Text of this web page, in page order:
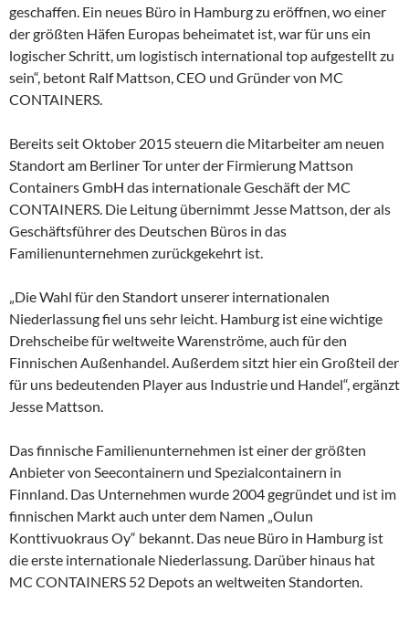
geschaffen. Ein neues Büro in Hamburg zu eröffnen, wo einer
der größten Häfen Europas beheimatet ist, war für uns ein
logischer Schritt, um logistisch international top aufgestellt zu
sein“, betont Ralf Mattson, CEO und Gründer von MC
CONTAINERS.
Bereits seit Oktober 2015 steuern die Mitarbeiter am neuen
Standort am Berliner Tor unter der Firmierung Mattson
Containers GmbH das internationale Geschäft der MC
CONTAINERS. Die Leitung übernimmt Jesse Mattson, der als
Geschäftsführer des Deutschen Büros in das
Familienunternehmen zurückgekehrt ist.
„Die Wahl für den Standort unserer internationalen
Niederlassung fiel uns sehr leicht. Hamburg ist eine wichtige
Drehscheibe für weltweite Warenströme, auch für den
Finnischen Außenhandel. Außerdem sitzt hier ein Großteil der
für uns bedeutenden Player aus Industrie und Handel“, ergänzt
Jesse Mattson.
Das finnische Familienunternehmen ist einer der größten
Anbieter von Seecontainern und Spezialcontainern in
Finnland. Das Unternehmen wurde 2004 gegründet und ist im
finnischen Markt auch unter dem Namen „Oulun
Konttivuokraus Oy“ bekannt. Das neue Büro in Hamburg ist
die erste internationale Niederlassung. Darüber hinaus hat
MC CONTAINERS 52 Depots an weltweiten Standorten.